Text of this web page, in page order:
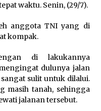
yang Praktis
Aktivitas
waktu. Senin, (29/7).
anggota TNI yang di
kompak.
di lakukannya
dulunya jalan
sulit untuk dilalui.
masih tanah, sehingga
jalanan tersebut.